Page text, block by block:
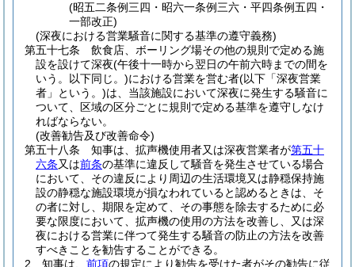
(昭五二条例三四・昭六一条例三六・平四条例五四・
一部改正)
(深夜における営業騒音に関する基準の遵守義務)
第五十七条
飲食店、ボーリング場その他の規則で定める施
設を設けて深夜(午後十一時から翌日の午前六時までの間を
いう。以下同じ。)における営業を営む者(以下「深夜営業
者」という。)は、当該施設において深夜に発生する騒音に
ついて、区域の区分ごとに規則で定める基準を遵守しなけ
ればならない。
(改善勧告及び改善命令)
第五十八条
知事は、拡声機使用者又は深夜営業者が第五十
六条又は前条の基準に違反して騒音を発生させている場合
において、その違反により周辺の生活環境又は静穏保持施
設の静穏な施設環境が損なわれていると認めるときは、そ
の者に対し、期限を定めて、その事態を除去するために必
要な限度において、拡声機の使用の方法を改善し、又は深
夜における営業に伴つて発生する騒音の防止の方法を改善
すべきことを勧告することができる。
2
知事は、 前項の規定により勧告を受けた者がその勧告に従